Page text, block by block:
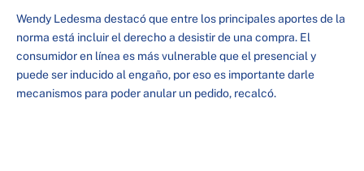
Wendy Ledesma destacó que entre los principales aportes de la
norma está incluir el derecho a desistir de una compra. El
consumidor en línea es más vulnerable que el presencial y
puede ser inducido al engaño, por eso es importante darle
mecanismos para poder anular un pedido, recalcó.